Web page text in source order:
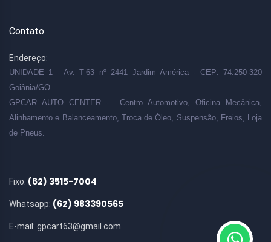
Contato
Endereço:
UNIDADE 1 - Av. T-63 nº 2441 Jardim América - CEP: 74.250-320
Goiânia/GO
GPCAR AUTO CENTER - Centro Automotivo, Oficina Mecânica,
Alinhamento e Balanceamento, Troca de Óleo, Suspensão, Freios, Loja
de Pneus.
Fixo: (62) 3515-7004
Whatsapp: (62) 983390565
E-mail: gpcart63@gmail.com